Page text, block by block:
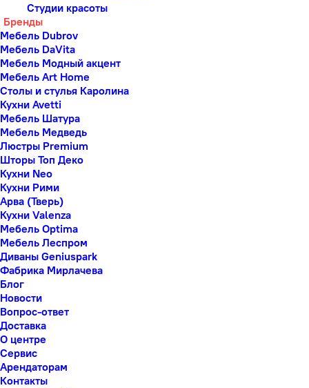
Студии красоты
Бренды
Мебель Dubrov
Мебель DaVita
Мебель Модный акцент
Мебель Art Home
Столы и стулья Каролина
Кухни Avetti
Мебель Шатура
Мебель Медведь
Люстры Premium
Шторы Топ Деко
Кухни Neo
Кухни Рими
Арва (Тверь)
Кухни Valenza
Мебель Optima
Мебель Леспром
Диваны Geniuspark
Фабрика Мирлачева
Блог
Новости
Вопрос-ответ
Доставка
О центре
Сервис
Арендаторам
Контакты